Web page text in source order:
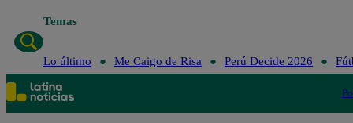
Temas
Lo último Me Caigo de Risa Perú Decide 2026